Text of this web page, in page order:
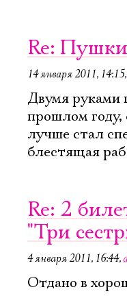
Re:
14 января 2011, 14:15,
Двумя руками
прошлом году,
лучше стал
блестящая
Re: 2
"Три
4 января 2011, 16:44,
Отдано в